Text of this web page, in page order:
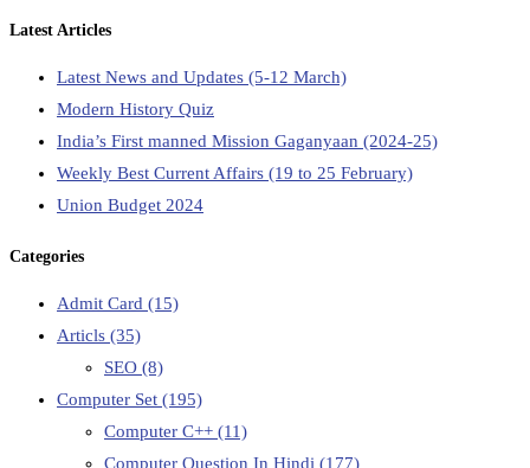
Latest Articles
Latest News and Updates (5-12 March)
Modern History Quiz
India’s First manned Mission Gaganyaan (2024-25)
Weekly Best Current Affairs (19 to 25 February)
Union Budget 2024
Categories
Admit Card (15)
Articls (35)
SEO (8)
Computer Set (195)
Computer C++ (11)
Computer Question In Hindi (177)